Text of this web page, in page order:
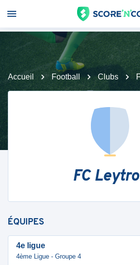
Accueil Football Clubs
FC
ÉQUIPES
4e ligue
4ème Ligue - Groupe 4